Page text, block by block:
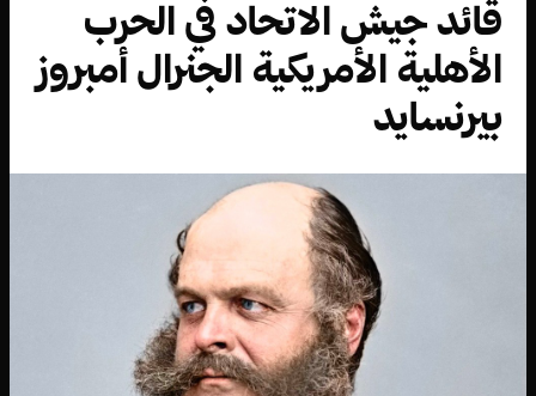
قائد جيش الاتحاد في الحرب
الأهلية الأمريكية الجنرال أمبروز
بيرنسايد